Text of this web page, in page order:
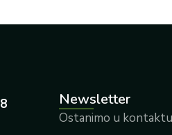
Newsletter
Ostanimo u kontaktu